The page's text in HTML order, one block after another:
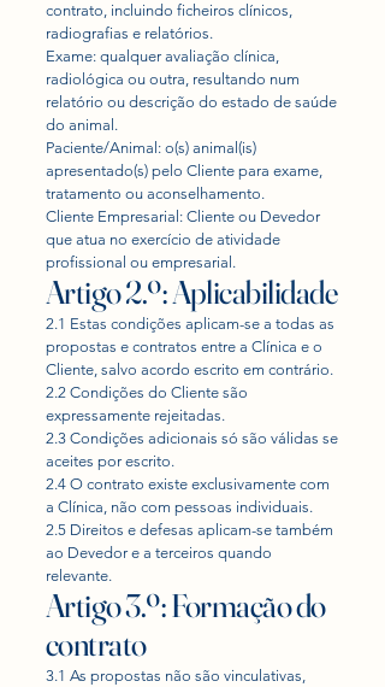
contrato, incluindo ficheiros clínicos,
radiografias e relatórios.
Exame: qualquer avaliação clínica,
radiológica ou outra, resultando num
relatório ou descrição do estado de saúde
do animal.
Paciente/Animal: o(s) animal(is)
apresentado(s) pelo Cliente para exame,
tratamento ou aconselhamento.
Cliente Empresarial: Cliente ou Devedor
que atua no exercício de atividade
profissional ou empresarial.
Artigo 2.º: Aplicabilidade
2.1 Estas condições aplicam-se a todas as
propostas e contratos entre a Clínica e o
Cliente, salvo acordo escrito em contrário.
2.2 Condições do Cliente são
expressamente rejeitadas.
2.3 Condições adicionais só são válidas se
aceites por escrito.
2.4 O contrato existe exclusivamente com
a Clínica, não com pessoas individuais.
2.5 Direitos e defesas aplicam-se também
ao Devedor e a terceiros quando
relevante.
Artigo 3.º: Formação do
contrato
3.1 As propostas não são vinculativas,